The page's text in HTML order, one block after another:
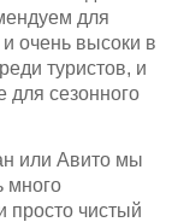
для
очень высоки в
туристов, и
сезонного
или Авито мы
много
просто чистый